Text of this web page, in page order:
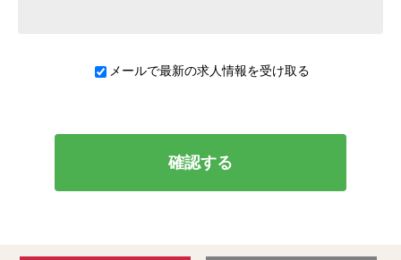
メールで最新の求人情報を受け取る
確認する